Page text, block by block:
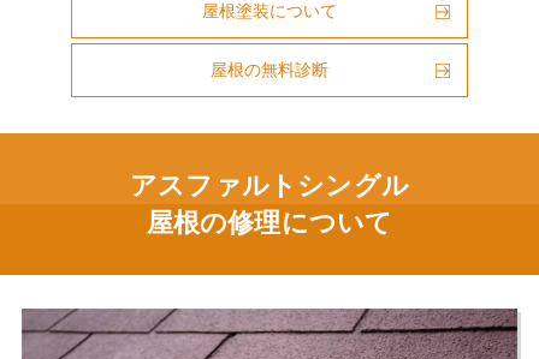
屋根塗装について
屋根の無料診断
アスファルトシングル
屋根の修理について